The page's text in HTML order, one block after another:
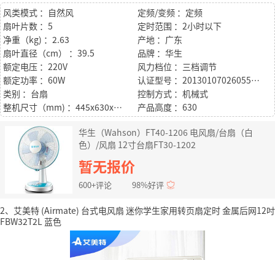
风类模式 ：自然风
定频/变频 ：定频
扇叶片数 ：5
定时范围 ：2小时以下
净重（kg) ：2.63
产地 ：广东
扇叶直径（cm） ：39.5
品牌 ：华生
额定电压 ：220V
风力档位 ：三档调节
额定功率 ：60W
认证型号 ：2013010702605571
类别 ：台扇
控制方式 ：机械式
整机尺寸（mm) ：445x630x300
产品高度 ：630
华生（Wahson）FT40-1206 电风扇/台扇（白
色）/风扇 12寸台扇FT30-1202
暂无报价
600+评论 98%好评
2、艾美特 (Airmate) 台式电风扇 迷你学生家用转页扇定时 金属后网12吋
FBW32T2L 蓝色